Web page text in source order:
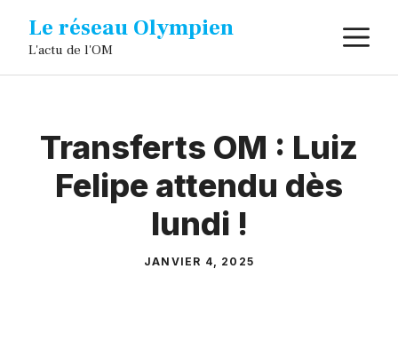
Le réseau Olympien
L'actu de l'OM
Transferts OM : Luiz
Felipe attendu dès
lundi !
JANVIER 4, 2025